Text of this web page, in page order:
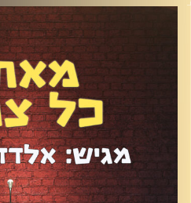
פרקים מרגשים, מצחיקים,
הפרק הזה לא דומה לשום דבר
לסטנדאפיסט הישראלי הראשון
לאולפן עם מטען של שנים ועם
לומר ולפרוק. היו שם מונולגים
סי.קיי, על ביבי והמצב במדינה,
לעולם וגם על קומדיה. תעזבו
ותפנו שעה כדי לשמוע את הפרק
קרדיט תמונות:אלדד שטרית